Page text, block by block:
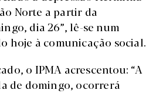
Norte a partir da
dia 26”, lê-se num
hoje à comunicação social.
o IPMA acrescentou: “A
de domingo, ocorrerá